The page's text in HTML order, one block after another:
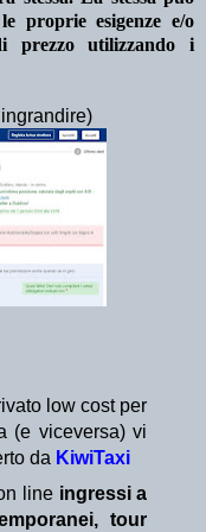
proprie esigenze e/o
prezzo utilizzando i
low cost per
(e viceversa) vi
da KiwiTaxi
line ingressi a
tour